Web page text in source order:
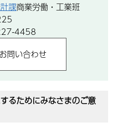
課商業労働・工業班
4458
るためにみなさまのご意